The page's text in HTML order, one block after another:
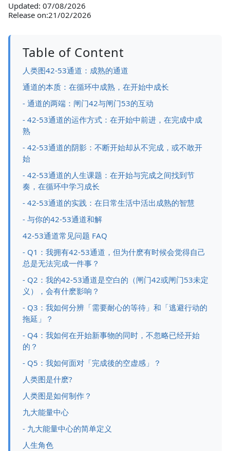
Updated: 07/08/2026
Release on:21/02/2026
Table of Content
人类图42-53通道：成熟的通道
通道的本质：在循环中成熟，在开始中成长
- 通道的两端：闸门42与闸门53的互动
- 42-53通道的运作方式：在开始中前进，在完成中成
熟
- 42-53通道的阴影：不断开始却从不完成，或不敢开
始
- 42-53通道的人生课题：在开始与完成之间找到节
奏，在循环中学习成长
- 42-53通道的实践：在日常生活中活出成熟的智慧
- 与你的42-53通道和解
42-53通道常见问题 FAQ
- Q1：我拥有42-53通道，但为什麽有时候会觉得自己
总是无法完成一件事？
- Q2：我的42-53通道是空白的（闸门42或闸门53未定
义），会有什麽影响？
- Q3：我如何分辨「需要耐心的等待」和「逃避行动的
拖延」？
- Q4：我如何在开始新事物的同时，不忽略已经开始
的？
- Q5：我如何面对「完成後的空虚感」？
人类图是什麽?
人类图是如何制作？
九大能量中心
- 九大能量中心的简单定义
人生角色